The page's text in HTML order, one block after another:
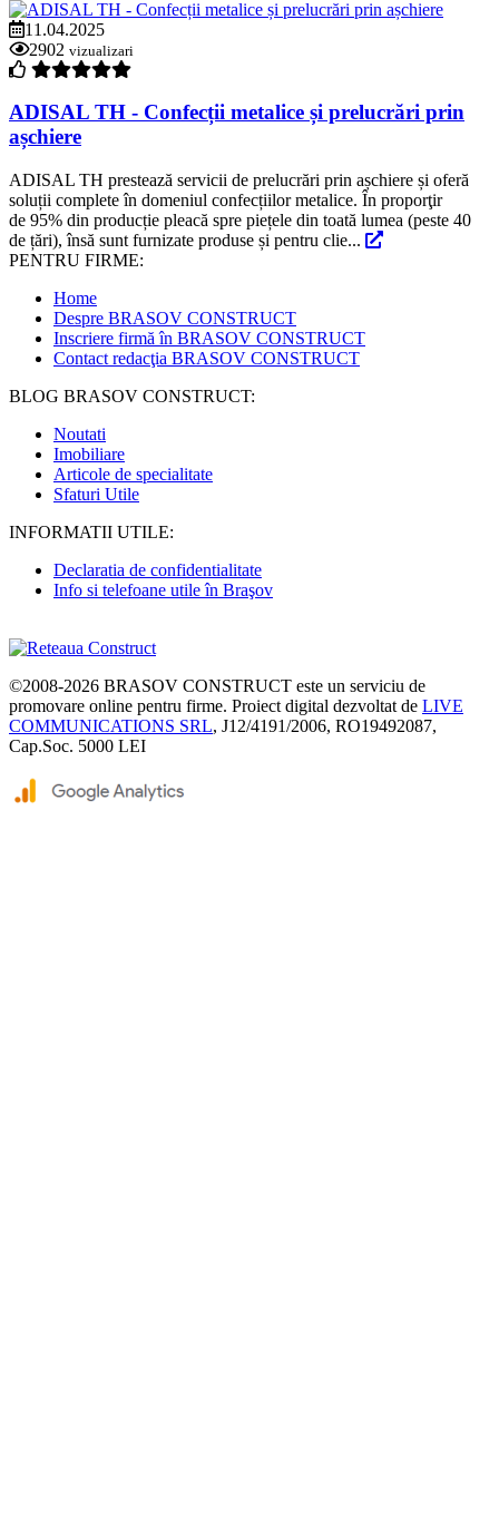
11.04.2025
2902 vizualizari
ADISAL TH - Confecții metalice și prelucrări prin
așchiere
ADISAL TH prestează servicii de prelucrări prin așchiere și oferă
soluții complete în domeniul confecțiilor metalice. În proporţir
de 95% din producție pleacă spre piețele din toată lumea (peste 40
de țări), însă sunt furnizate produse și pentru clie...
PENTRU FIRME:
Home
Despre BRASOV CONSTRUCT
Inscriere firmă în BRASOV CONSTRUCT
Contact redacţia BRASOV CONSTRUCT
BLOG BRASOV CONSTRUCT:
Noutati
Imobiliare
Articole de specialitate
Sfaturi Utile
INFORMATII UTILE:
Declaratia de confidentialitate
Info si telefoane utile în Braşov
©2008-2026 BRASOV CONSTRUCT este un serviciu de
promovare online pentru firme. Proiect digital dezvoltat de LIVE
COMMUNICATIONS SRL, J12/4191/2006, RO19492087,
Cap.Soc. 5000 LEI